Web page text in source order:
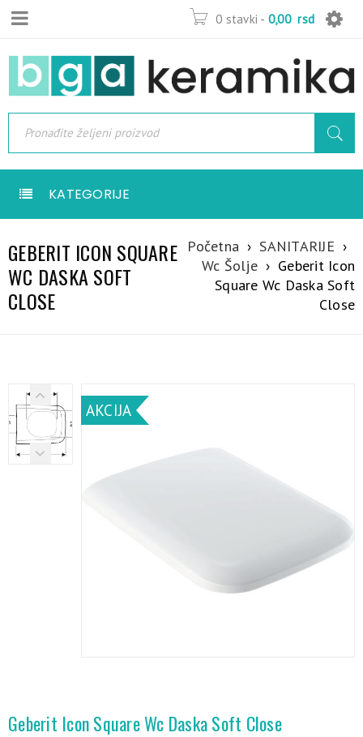
0 stavki - 0,00 rsd
KATEGORIJE
GEBERIT ICON SQUARE
WC DASKA SOFT
CLOSE
Početna › SANITARIJE ›
Wc Šolje › Geberit Icon
Square Wc Daska Soft
Close
AKCIJA
Geberit Icon Square Wc Daska Soft Close